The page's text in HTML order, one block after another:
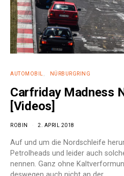
AUTOMOBIL NÜRBURGRING
Carfriday Madness
[Videos]
ROBIN 2. APRIL 2018
Auf und um die Nordschleife
Petrolheads und leider auch
nennen. Ganz ohne